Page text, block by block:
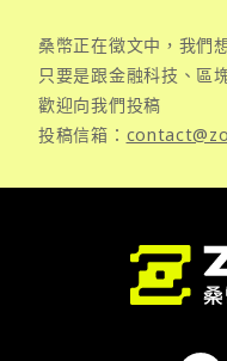
桑幣正在徵文中，我們
只要是跟金融科技、區
歡迎向我們投稿
投稿信箱：